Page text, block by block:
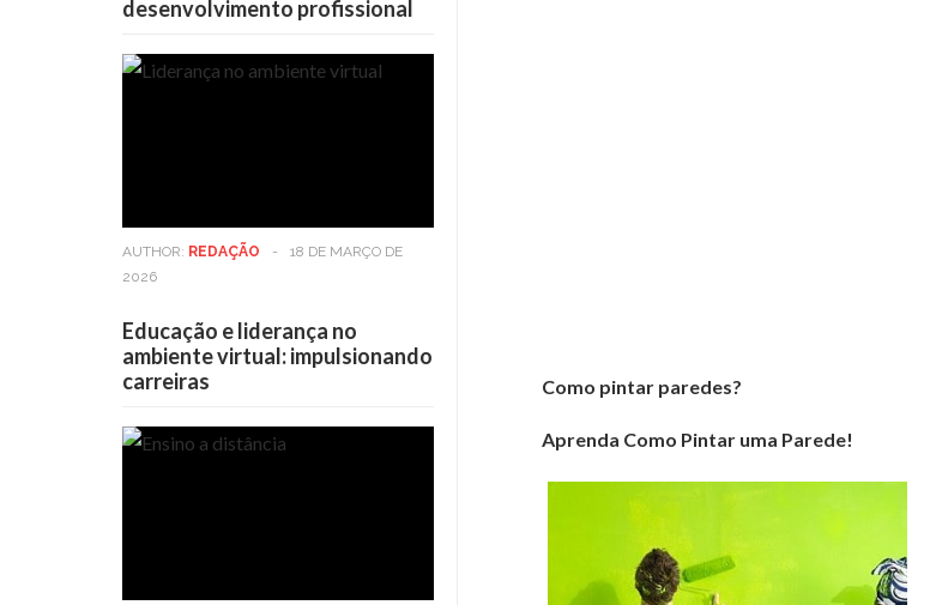
Como pintar paredes?
Aprenda Como Pintar uma Parede!
desenvolvimento profissional
AUTHOR: REDAÇÃO -
18 DE MARÇO DE
2026
Educação e liderança no
ambiente virtual: impulsionando
carreiras